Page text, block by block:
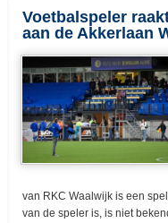
Voetbalspeler
aan de Akkerlaan
van RKC Waalwijk is een
van de speler is, is niet